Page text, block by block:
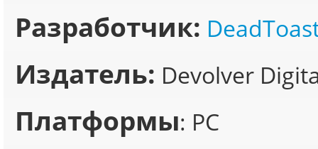
Разработчик:
Издатель: Devolver
Платформы: PC